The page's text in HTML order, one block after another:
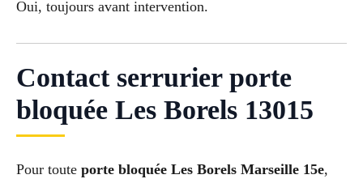
Oui, toujours avant intervention.
Contact serrurier porte
bloquée Les Borels 13015
Pour toute porte bloquée Les Borels Marseille 15e,